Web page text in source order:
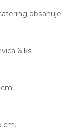
obsahuje:
6 ks.
cm.